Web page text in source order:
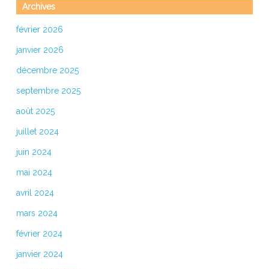
Archives
février 2026
janvier 2026
décembre 2025
septembre 2025
août 2025
juillet 2024
juin 2024
mai 2024
avril 2024
mars 2024
février 2024
janvier 2024